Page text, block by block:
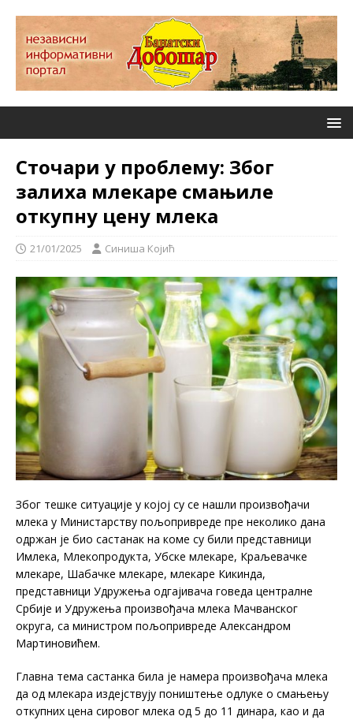
Сточари у проблему: Због
залиха млекаре смањиле
откупну цену млека
21/01/2025 Синиша Којић
Због тешке ситуације у којој су се нашли произвођачи
млека у Министарству пољопривреде пре неколико дана
одржан је био састанак на коме су били представници
Имлека, Млекопродукта, Убске млекаре, Краљевачке
млекаре, Шабачке млекаре, млекаре Кикинда,
представници Удружења одгајивача говеда централне
Србије и Удружења произвођача млека Мачванског
округа, са министром пољопривреде Александром
Мартиновићем.
Главна тема састанка била је намера произвођача млека
да од млекара издејствују поништење одлуке о смањењу
откупних цена сировог млека од 5 до 11 динара, као и да